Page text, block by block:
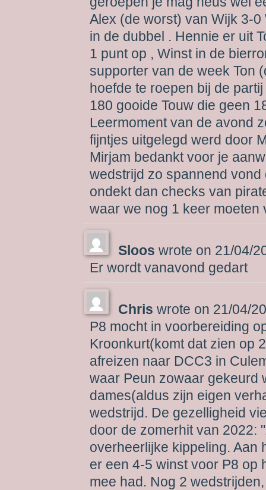
Alex (de worst) van Wijk 3-
in de dubbel . Hennie er uit
1 punt op , Winst in de
supporter van de week Ton
hoefde te roepen bij de
180 gooide Touw die geen
Leermoment van de avond
fijntjes uitgelegd werd door
Mirjam bedankt voor je
wedstrijd zo spannend
ondekt dan checks van
waar we nog 1 keer moeten
Slooswrote on 21/04/
Er wordt vanavond gedart
Chriswrote on 21/04/
P8 mocht in voorbereiding
Kroonkurt(komt dat zien op
afreizen naar DCC3 in
waar Peun zowaar gekeurd
dames(aldus zijn eigen
wedstrijd. De gezelligheid
door de zomerhit van 2022:
overheerlijke kippeling. Aan
er een 4-5 winst voor P8 op
mee had. Nog 2